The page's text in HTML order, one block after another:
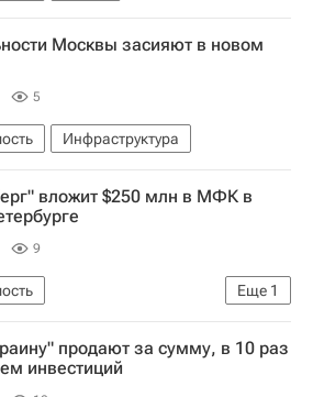
Москвы засияют в новом
5
Инфраструктура
вложит $250 млн в МФК в
9
Еще 1
продают за сумму, в 10 раз
инвестиций